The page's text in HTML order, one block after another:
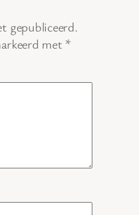
gepubliceerd.
met *